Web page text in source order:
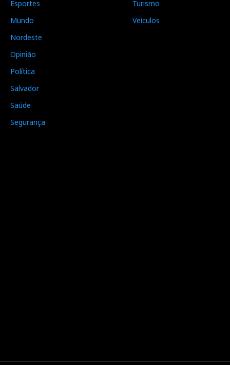
Esportes
Mundo
Nordeste
Opinião
Política
Salvador
Saúde
Segurança
Turismo
Veículos